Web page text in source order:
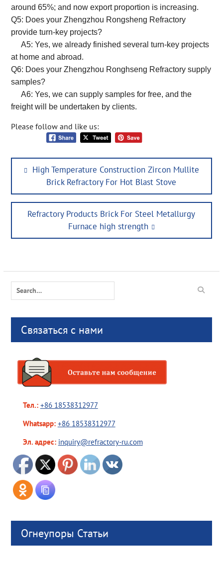
around 65%; and now export proportion is increasing.
Q5: Does your Zhengzhou Rongsheng Refractory
provide turn-key projects?
A5: Yes, we already finished several turn-key projects
at home and abroad.
Q6: Does your Zhengzhou Ronghseng Refractory supply
samples?
A6: Yes, we can supply samples for free, and the
freight will be undertaken by clients.
Please follow and like us:
Post
navigation
Previous
High Temperature Construction Zircon Mullite
Brick Refractory For Hot Blast Stove
Next
Refractory Products Brick For Steel Metallurgy
Furnace high strength
Search
Связаться с нами
Тел.: +86 18538312977
Whatsapp: +86 18538312977
Эл. адрес: inquiry@refractory-ru.com
Огнеупоры Статьи